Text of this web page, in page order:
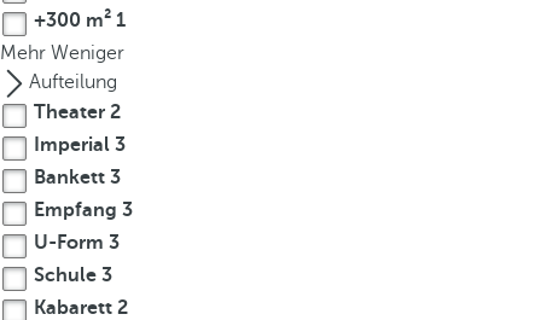
o
t
h
e
f
i
r
s
t
o
+300 m² 1
Mehr Weniger
Aufteilung
Theater 2
Imperial 3
Bankett 3
Empfang 3
U-Form 3
Schule 3
Kabarett 2